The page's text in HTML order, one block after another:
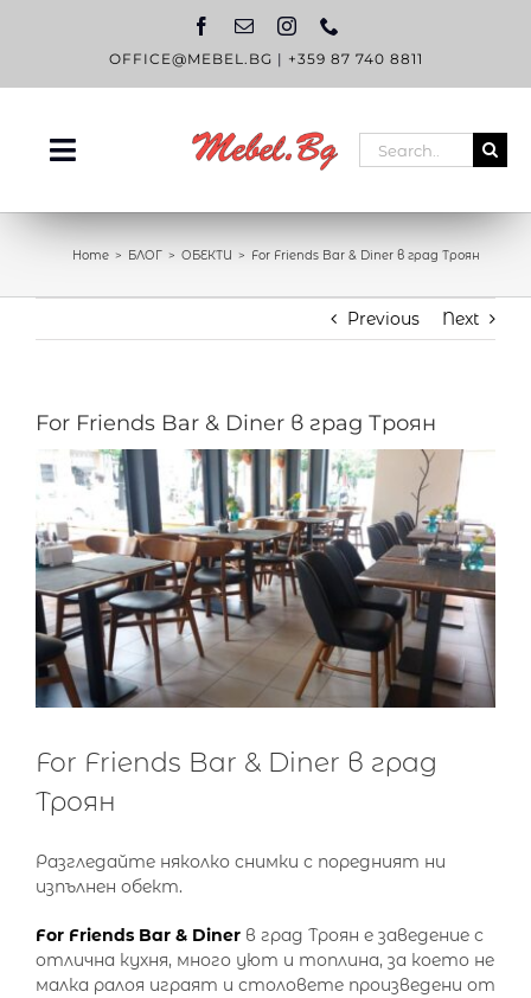
OFFICE@MEBEL.BG | +359 87 740 8811
Toggle
НАЧАЛО
OUTLET
БЛОГ
КОНТАКТИ
Search
for:
Home БЛОГ ОБЕКТИ For Friends Bar & Diner в град Троян
Previous Next
For Friends Bar & Diner в град Троян
View
Larger
Image
For Friends Bar & Diner в град
Троян
Разгледайте няколко снимки с поредният ни
изпълнен обект.
For Friends Bar & Diner в град Троян е заведение с
отлична кухня, много уют и топлина, за което не
малка ралоя играят и столовете произведени от